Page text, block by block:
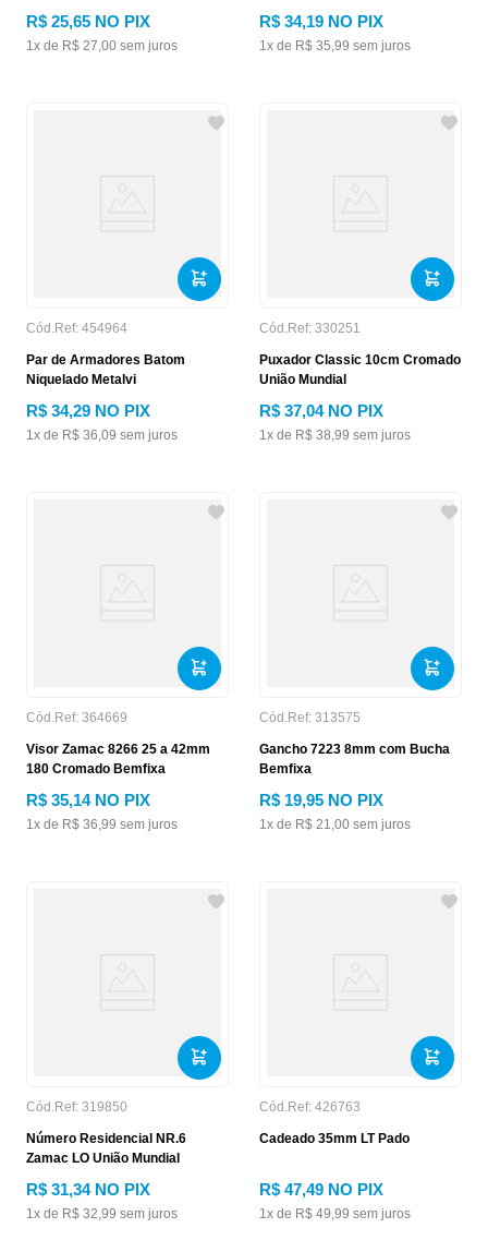
R$ 25,65 NO PIX
1x de R$ 27,00 sem juros
R$ 34,19 NO PIX
1x de R$ 35,99 sem juros
Cód.Ref: 454964
Par de Armadores Batom
Niquelado Metalvi
R$ 34,29 NO PIX
1x de R$ 36,09 sem juros
Cód.Ref: 330251
Puxador Classic 10cm Cromado
União Mundial
R$ 37,04NO PIX
1x de R$ 38,99 sem juros
Cód.Ref: 364669
Visor Zamac 8266 25 a 42mm
180 Cromado Bemfixa
R$ 35,14NO PIX
1x de R$ 36,99 sem juros
Cód.Ref: 313575
Gancho 7223 8mm com Bucha
Bemfixa
R$ 19,95 NO PIX
1x de R$ 21,00 sem juros
Cód.Ref: 319850
Número Residencial NR.6
Zamac LO União Mundial
R$ 31,34NO PIX
1x de R$ 32,99 sem juros
Cód.Ref: 426763
Cadeado 35mm LT Pado
R$ 47,49 NO PIX
1x de R$ 49,99 sem juros